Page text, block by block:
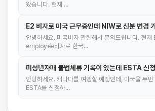
왔습니다. 현재 …
E2 비자로 미국 근무중인데 NIW로 신분 변경
안녕하세요. 미국비자 관련해서 문의드립니다. 현재
employee비자로 한국…
미성년자때 불법체류 기록이 있는데 ESTA 신
안녕하세요. 캐나다를 여행할 예정인데, 미국을 두번
ESTA를 신청하…